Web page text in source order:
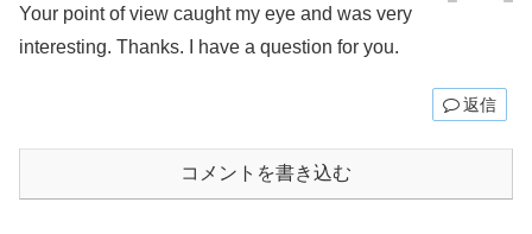
Your point of view caught my eye and was very
interesting. Thanks. I have a question for you.
返信
コメントを書き込む